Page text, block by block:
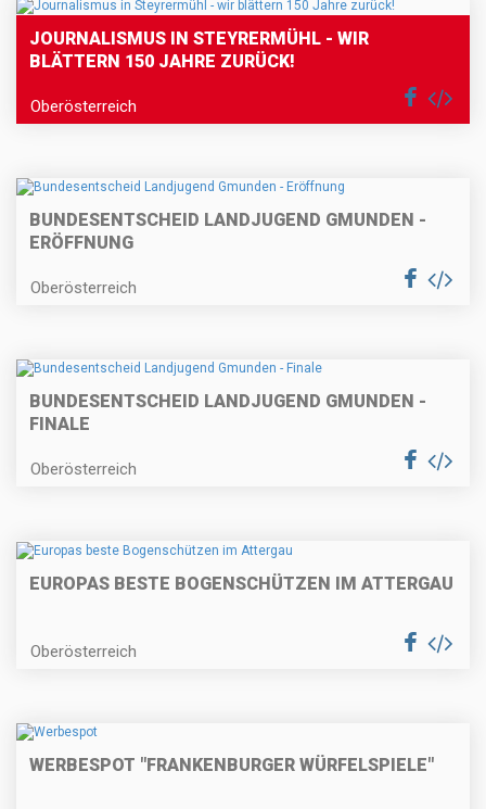
JOURNALISMUS IN STEYRERMÜHL - WIR
BLÄTTERN 150 JAHRE ZURÜCK!
Oberösterreich
BUNDESENTSCHEID LANDJUGEND GMUNDEN -
ERÖFFNUNG
Oberösterreich
BUNDESENTSCHEID LANDJUGEND GMUNDEN -
FINALE
Oberösterreich
EUROPAS BESTE BOGENSCHÜTZEN IM ATTERGAU
Oberösterreich
WERBESPOT "FRANKENBURGER WÜRFELSPIELE"